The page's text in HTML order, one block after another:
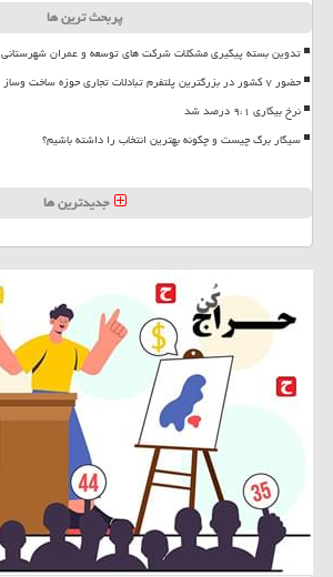
پربحث ترین ها
تدوین بسته پیگیری مشکلات شرکت های توسعه و عمران شهرستانی
حضور ۷ کشور در بزرگترین پلتفرم تبادلات تجاری حوزه ساخت وساز
نرخ بیکاری ۹،۱ درصد شد
سیگار برگ چیست و چگونه بهترین انتخاب را داشته باشیم؟
جدیدترین ها